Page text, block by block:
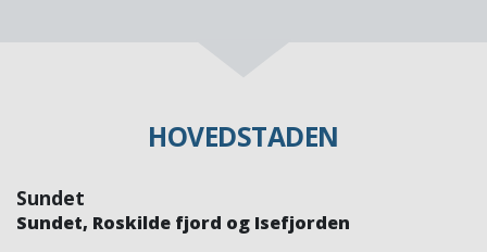
HOVEDSTADEN
Sundet
Sundet, Roskilde fjord og Isefjorden